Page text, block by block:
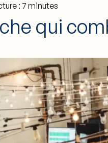
: 7 minutes
qui